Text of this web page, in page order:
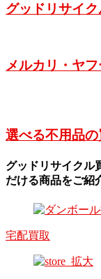
グッドリサイ
メルカリ・ヤ
選べる不用品
グッドリサイクル
だける商品をご紹
宅配買取